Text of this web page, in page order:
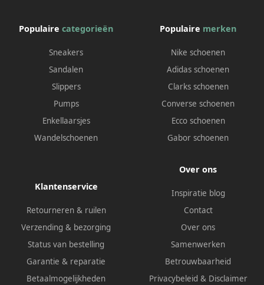
Populaire categorieën
Sneakers
Sandalen
Slippers
Pumps
Enkellaarsjes
Wandelschoenen
Populaire merken
Nike schoenen
Adidas schoenen
Clarks schoenen
Converse schoenen
Ecco schoenen
Gabor schoenen
Klantenservice
Retourneren & ruilen
Verzending & bezorging
Status van bestelling
Garantie & reparatie
Betaalmogelijkheden
Over ons
Inspiratie blog
Contact
Over ons
Samenwerken
Betrouwbaarheid
Privacybeleid & Disclaimer